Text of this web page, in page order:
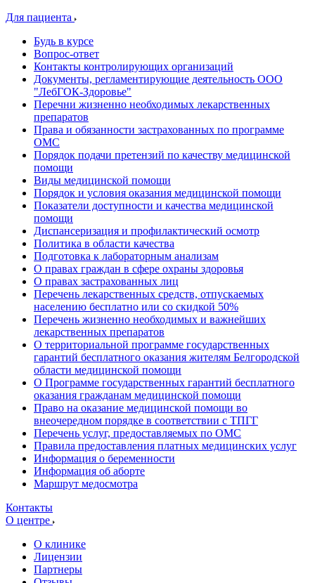
Для пациента
Будь в курсе
Вопрос-ответ
Контакты контролирующих организаций
Документы, регламентирующие деятельность ООО
"ЛебГОК-Здоровье"
Перечни жизненно необходимых лекарственных
препаратов
Права и обязанности застрахованных по программе
ОМС
Порядок подачи претензий по качеству медицинской
помощи
Виды медицинской помощи
Порядок и условия оказания медицинской помощи
Показатели доступности и качества медицинской
помощи
Диспансеризация и профилактический осмотр
Политика в области качества
Подготовка к лабораторным анализам
О правах граждан в сфере охраны здоровья
О правах застрахованных лиц
Перечень лекарственных средств, отпускаемых
населению бесплатно или со скидкой 50%
Перечень жизненно необходимых и важнейших
лекарственных препаратов
О территориальной программе государственных
гарантий бесплатного оказания жителям Белгородской
области медицинской помощи
О Программе государственных гарантий бесплатного
оказания гражданам медицинской помощи
Право на оказание медицинской помощи во
внеочередном порядке в соответствии с ТПГГ
Перечень услуг, предоставляемых по ОМС
Правила предоставления платных медицинских услуг
Информация о беременности
Информация об аборте
Маршрут медосмотра
Контакты
О центре
О клинике
Лицензии
Партнеры